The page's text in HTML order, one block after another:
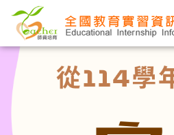
跳到主要內容